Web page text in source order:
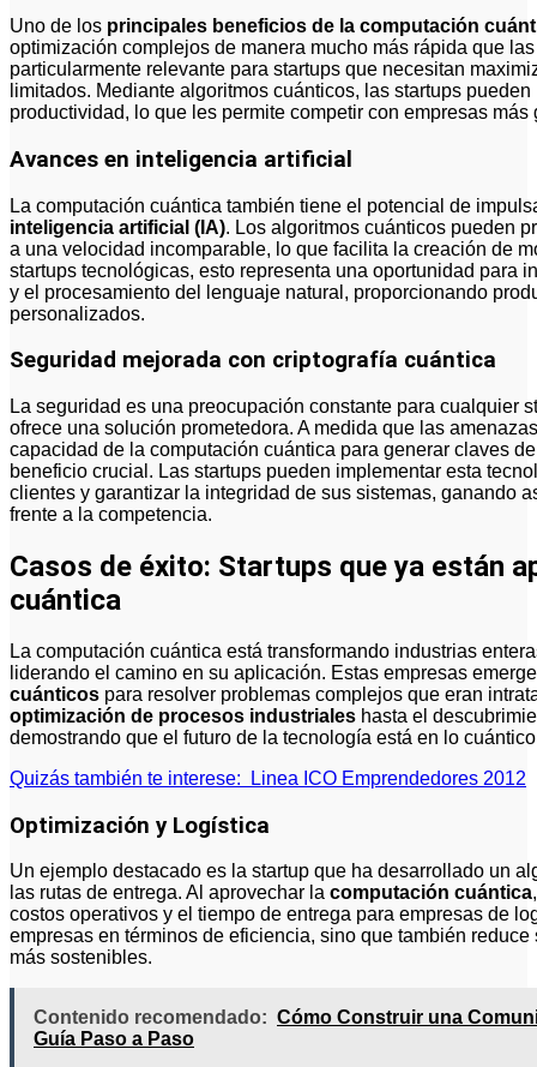
Uno de los principales beneficios de la computación
optimización complejos de manera mucho más rápida que
particularmente relevante para startups que necesitan
limitados. Mediante algoritmos cuánticos, las startups
productividad, lo que les permite competir con empresas
Avances en inteligencia artificial
La computación cuántica también tiene el potencial de
inteligencia artificial (IA). Los algoritmos cuánticos pueden
a una velocidad incomparable, lo que facilita la creación de
startups tecnológicas, esto representa una oportunidad para
y el procesamiento del lenguaje natural, proporcionando
personalizados.
Seguridad mejorada con criptografía cuántica
La seguridad es una preocupación constante para cualquier
ofrece una solución prometedora. A medida que las
capacidad de la computación cuántica para generar claves
beneficio crucial. Las startups pueden implementar esta
clientes y garantizar la integridad de sus sistemas, ganando
frente a la competencia.
Casos de éxito: Startups que ya están
cuántica
La computación cuántica está transformando industrias
liderando el camino en su aplicación. Estas empresas
cuánticos para resolver problemas complejos que eran
optimización de procesos industriales hasta el
demostrando que el futuro de la tecnología está en lo
Quizás también te interese:
Linea ICO Emprendedores 2012
Optimización y Logística
Un ejemplo destacado es la startup que ha desarrollado un
las rutas de entrega. Al aprovechar la computación cuántica
costos operativos y el tiempo de entrega para empresas de
empresas en términos de eficiencia, sino que también
más sostenibles.
Contenido recomendado: Cómo Construir una
Guía Paso a Paso